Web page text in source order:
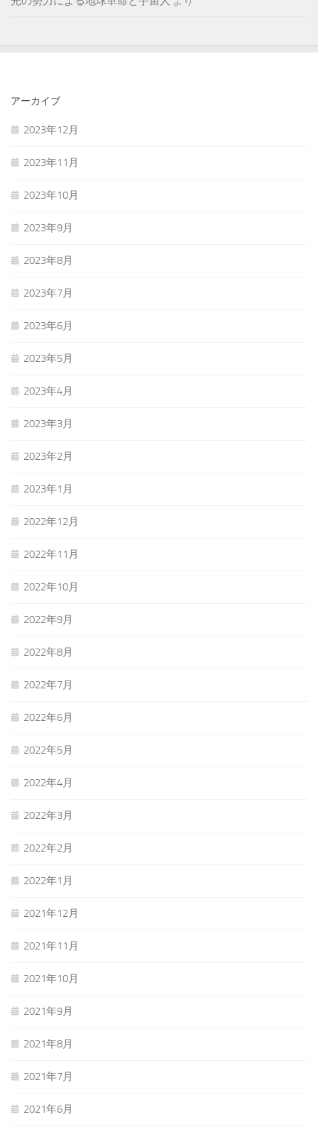
アーカイブ
2023年12月
2023年11月
2023年10月
2023年9月
2023年8月
2023年7月
2023年6月
2023年5月
2023年4月
2023年3月
2023年2月
2023年1月
2022年12月
2022年11月
2022年10月
2022年9月
2022年8月
2022年7月
2022年6月
2022年5月
2022年4月
2022年3月
2022年2月
2022年1月
2021年12月
2021年11月
2021年10月
2021年9月
2021年8月
2021年7月
2021年6月